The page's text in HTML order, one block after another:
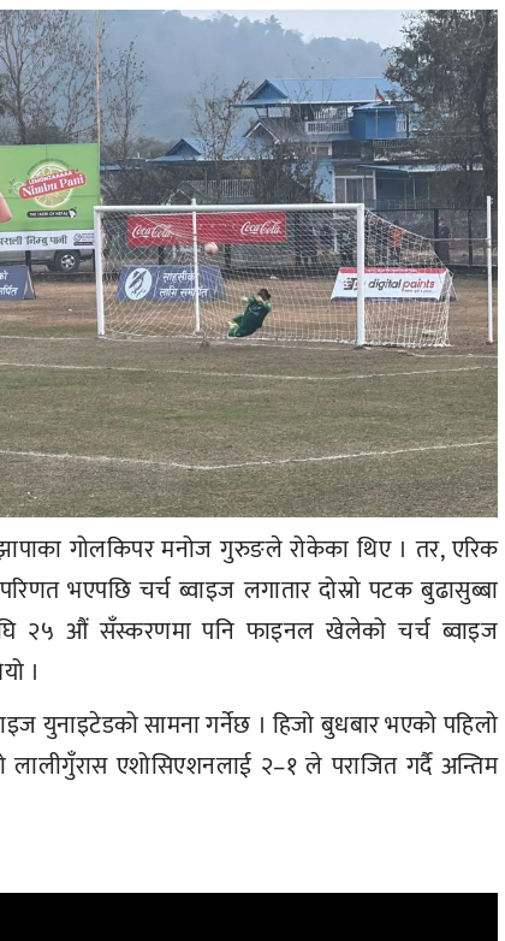
झापाका गोलकिपर मनोज गुरुङले रोकेका थिए । तर, एरिक
परिणत भएपछि चर्च ब्वाइज लगातार दोस्रो पटक बुढासुब्बा
२५ औं सँस्करणमा पनि फाइनल खेलेको चर्च ब्वाइज
।
युनाइटेडको सामना गर्नेछ । हिजो बुधबार भएको पहिलो
एशोसिएशनलाई २–१ ले पराजित गर्दै अन्तिम